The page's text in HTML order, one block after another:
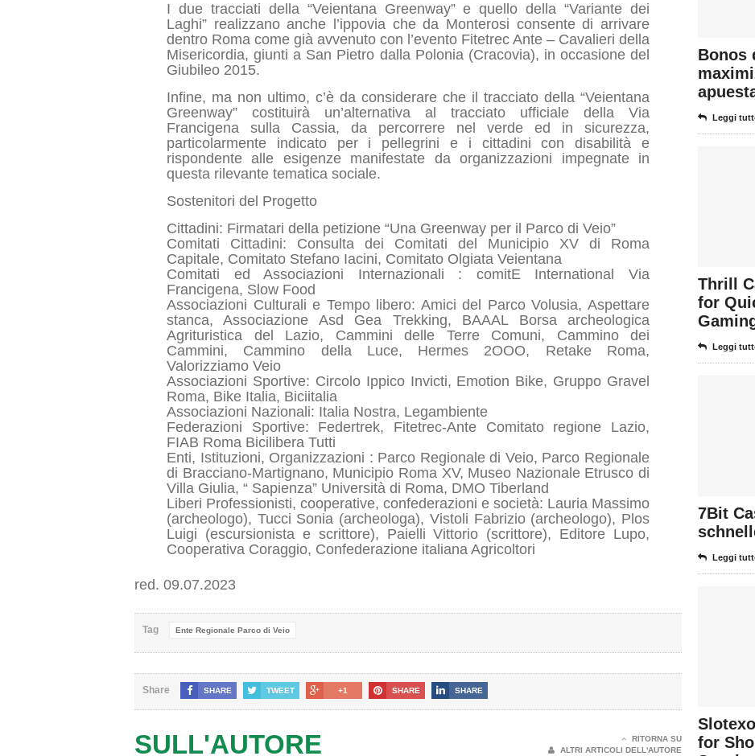
I due tracciati della “Veientana Greenway” e quello della “Variante dei
Laghi” realizzano anche l’ippovia che da Monterosi consente di arrivare
dentro Roma come già avvenuto con l’evento Fitetrec Ante – Cavalieri della
Misericordia, giunti a San Pietro dalla Polonia (Cracovia), in occasione del
Giubileo 2015.
Infine, ma non ultimo, c’è da considerare che il tracciato della “Veientana
Greenway” costituirà un’alternativa al tracciato ufficiale della Via
Francigena sulla Cassia, da percorrere nel verde ed in sicurezza,
particolarmente indicato per i pellegrini e i cittadini con disabilità e
rispondente alle esigenze manifestate da organizzazioni impegnate in
questa rilevante tematica sociale.
Sostenitori del Progetto
Cittadini: Firmatari della petizione “Una Greenway per il Parco di Veio”
Comitati Cittadini: Consulta dei Comitati del Municipio XV di Roma
Capitale, Comitato Stefano Iacini, Comitato Olgiata Veientana
Comitati ed Associazioni Internazionali : comitE International Via
Francigena, Slow Food
Associazioni Culturali e Tempo libero: Amici del Parco Volusia, Aspettare
stanca, Associazione Asd Gea Trekking, BAAAL Borsa archeologica
Agrituristica del Lazio, Cammini delle Terre Comuni, Cammino dei
Cammini, Cammino della Luce, Hermes 2OOO, Retake Roma,
Valorizziamo Veio
Associazioni Sportive: Circolo Ippico Invicti, Emotion Bike, Gruppo Gravel
Roma, Bike Italia, Biciitalia
Associazioni Nazionali: Italia Nostra, Legambiente
Federazioni Sportive: Federtrek, Fitetrec-Ante Comitato regione Lazio,
FIAB Roma Bicilibera Tutti
Enti, Istituzioni, Organizzazioni : Parco Regionale di Veio, Parco Regionale
di Bracciano-Martignano, Municipio Roma XV, Museo Nazionale Etrusco di
Villa Giulia, “ Sapienza” Università di Roma, DMO Tiberland
Liberi Professionisti, cooperative, confederazioni e società: Lauria Massimo
(archeologo), Tucci Sonia (archeologa), Vistoli Fabrizio (archeologo), Plos
Luigi (escursionista e scrittore), Paielli Vittorio (scrittore), Editore Lupo,
Cooperativa Coraggio, Confederazione italiana Agricoltori
red. 09.07.2023
Tag Ente Regionale Parco di Veio
Share SHARE TWEET +1 SHARE SHARE
SULL'AUTORE
RITORNA SU
ALTRI ARTICOLI DELL'AUTORE
Bonos
Leggi
Thrill
for
Leggi
7Bit
Leggi
for